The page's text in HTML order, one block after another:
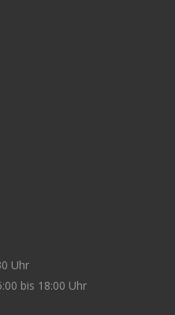
Uhr
bis 18:00 Uhr